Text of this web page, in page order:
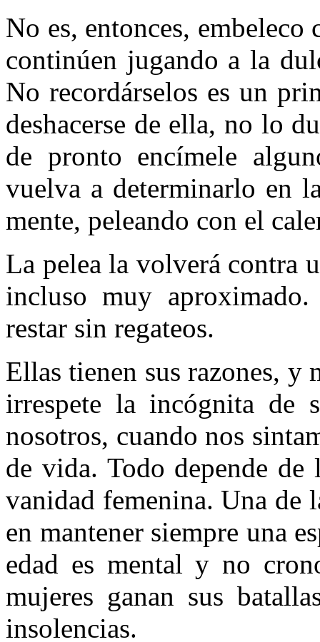
No es, entonces, embeleco
continúen jugando a la
No recordárselos es un
deshacerse de ella, no lo
de pronto encímele
vuelva a determinarlo en
mente, peleando con el
La pelea la volverá contra
incluso muy
restar sin regateos.
Ellas tienen sus razones, y
irrespete la incógnita de
nosotros, cuando nos
de vida. Todo depende de
vanidad fe­menina. Una de
en mantener siempre una
edad es mental y no
mujeres ganan sus
insolencias.